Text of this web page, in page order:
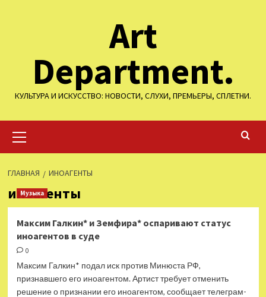
Art
Department.
КУЛЬТУРА И ИСКУССТВО: НОВОСТИ, СЛУХИ, ПРЕМЬЕРЫ, СПЛЕТНИ.
меню
ГЛАВНАЯ ИНОАГЕНТЫ
иноагенты
Музыка
Максим Галкин* и Земфира* оспаривают статус
иноагентов в суде
0
Максим Галкин* подал иск против Минюста РФ,
признавшего его иноагентом. Артист требует отменить
решение о признании его иноагентом, сообщает телеграм-